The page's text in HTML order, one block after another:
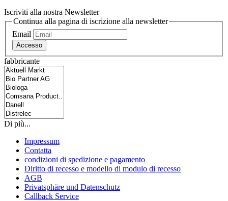
Iscriviti alla nostra Newsletter
Continua alla pagina di iscrizione alla newsletter
Email
Accesso
fabbricante
Di più...
Impressum
Contatta
condizioni di spedizione e pagamento
Diritto di recesso e modello di modulo di recesso
AGB
Privatsphäre und Datenschutz
Callback Service